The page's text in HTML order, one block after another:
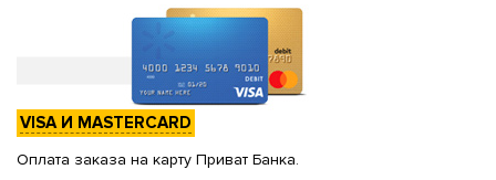
VISA И MASTERCARD
Оплата заказа на карту Приват Банка.